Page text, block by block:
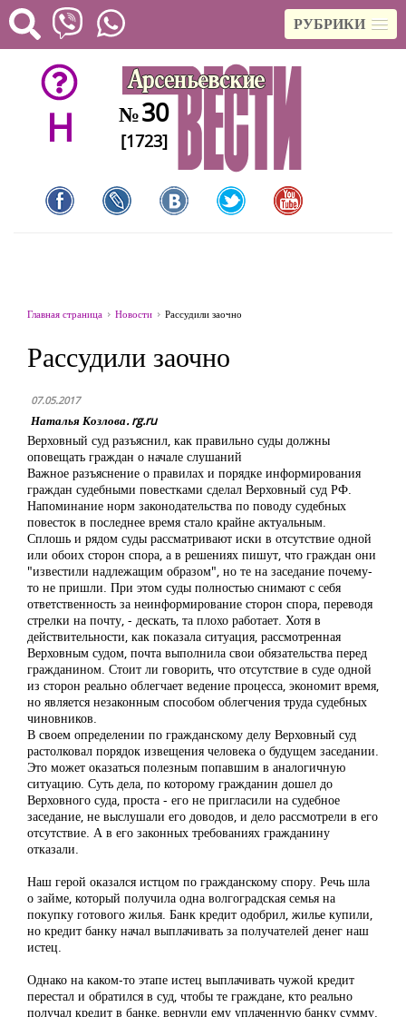
РУБРИКИ
H №30
[1723]
Главная страница Новости Рассудили заочно
Рассудили заочно
07.05.2017
Наталья Козлова. rg.ru
Верховный суд разъяснил, как правильно суды должны
оповещать граждан о начале слушаний
Важное разъяснение о правилах и порядке информирования
граждан судебными повестками сделал Верховный суд РФ.
Напоминание норм законодательства по поводу судебных
повесток в последнее время стало крайне актуальным.
Сплошь и рядом суды рассматривают иски в отсутствие одной
или обоих сторон спора, а в решениях пишут, что граждан они
"известили надлежащим образом", но те на заседание почему-
то не пришли. При этом суды полностью снимают с себя
ответственность за неинформирование сторон спора, переводя
стрелки на почту, - дескать, та плохо работает. Хотя в
действительности, как показала ситуация, рассмотренная
Верховным судом, почта выполнила свои обязательства перед
гражданином. Стоит ли говорить, что отсутствие в суде одной
из сторон реально облегчает ведение процесса, экономит время,
но является незаконным способом облегчения труда судебных
чиновников.
В своем определении по гражданскому делу Верховный суд
растолковал порядок извещения человека о будущем заседании.
Это может оказаться полезным попавшим в аналогичную
ситуацию. Суть дела, по которому гражданин дошел до
Верховного суда, проста - его не пригласили на судебное
заседание, не выслушали его доводов, и дело рассмотрели в его
отсутствие. А в его законных требованиях гражданину
отказали.
Наш герой оказался истцом по гражданскому спору. Речь шла
о займе, который получила одна волгоградская семья на
покупку готового жилья. Банк кредит одобрил, жилье купили,
но кредит банку начал выплачивать за получателей денег наш
истец.
Однако на каком-то этапе истец выплачивать чужой кредит
перестал и обратился в суд, чтобы те граждане, кто реально
получал кредит в банке, вернули ему уплаченную банку сумму.